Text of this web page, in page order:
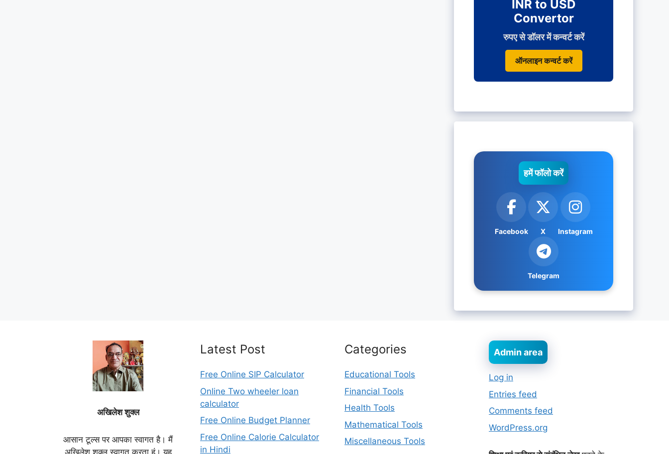
INR to USD
Convertor
रुपए से डॉलर में कन्वर्ट करें
ऑनलाइन कन्वर्ट करें
हमें फॉलो करें
Facebook X Instagram
Telegram
अखिलेश शुक्ल
आसान टूल्स पर आपका स्वागत है। मैं
अखिलेश शुक्ल स्वागत करता हूं। यह
Latest Post
Free Online SIP Calculator
Online Two wheeler loan
calculator
Free Online Budget Planner
Free Online Calorie Calculator
in Hindi
Categories
Educational Tools
Financial Tools
Health Tools
Mathematical Tools
Miscellaneous Tools
Admin area
Log in
Entries feed
Comments feed
WordPress.org